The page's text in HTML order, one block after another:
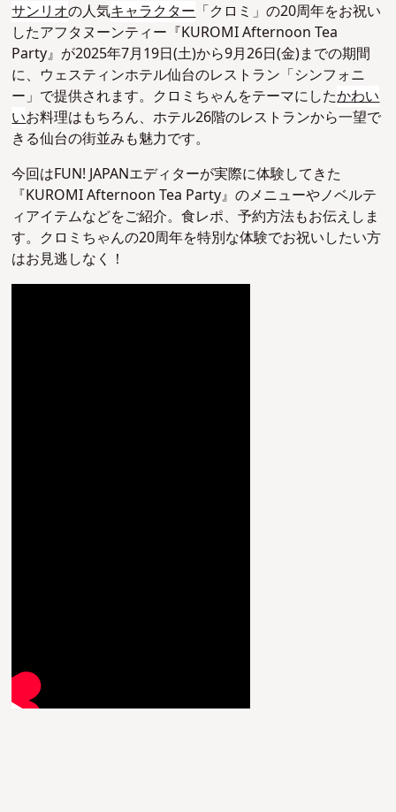
サンリオの人気キャラクター「クロミ」の20周年をお祝い
したアフタヌーンティー『KUROMI Afternoon Tea
Party』が2025年7月19日(土)から9月26日(金)までの期間
に、ウェスティンホテル仙台のレストラン「シンフォニ
ー」で提供されます。クロミちゃんをテーマにしたかわい
いお料理はもちろん、ホテル26階のレストランから一望で
きる仙台の街並みも魅力です。
今回はFUN! JAPANエディターが実際に体験してきた
『KUROMI Afternoon Tea Party』のメニューやノベルテ
ィアイテムなどをご紹介。食レポ、予約方法もお伝えしま
す。クロミちゃんの20周年を特別な体験でお祝いしたい方
はお見逃しなく！